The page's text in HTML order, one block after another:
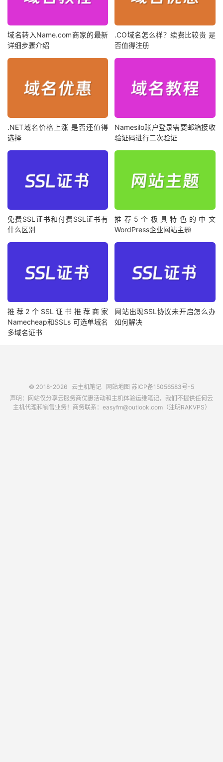
域名转入Name.com商家的最新
详细步骤介绍
.CO域名怎么样？续费比较贵 是
否值得注册
.NET域名价格上涨 是否还值得
选择
Namesilo账户登录需要邮箱接收
验证码进行二次验证
免费SSL证书和付费SSL证书有
什么区别
推荐5个极具特色的中文
WordPress企业网站主题
推荐2个SSL证书推荐商家
Namecheap和SSLs 可选单域名
多域名证书
网站出现SSL协议未开启怎么办
如何解决
© 2018-2026 云主机笔记 网站地图 苏ICP备15056583号-5
声明：网站仅分享云服务商优惠活动和主机体验运维笔记，我们不提供任何云
主机代理和销售业务！商务联系：easyfm@outlook.com（注明RAKVPS）